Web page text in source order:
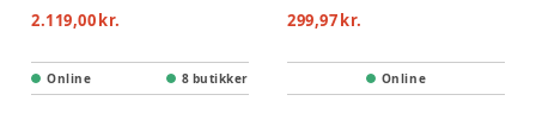
2.119,00 kr.
Online 8 butikker
299,97 kr.
Online